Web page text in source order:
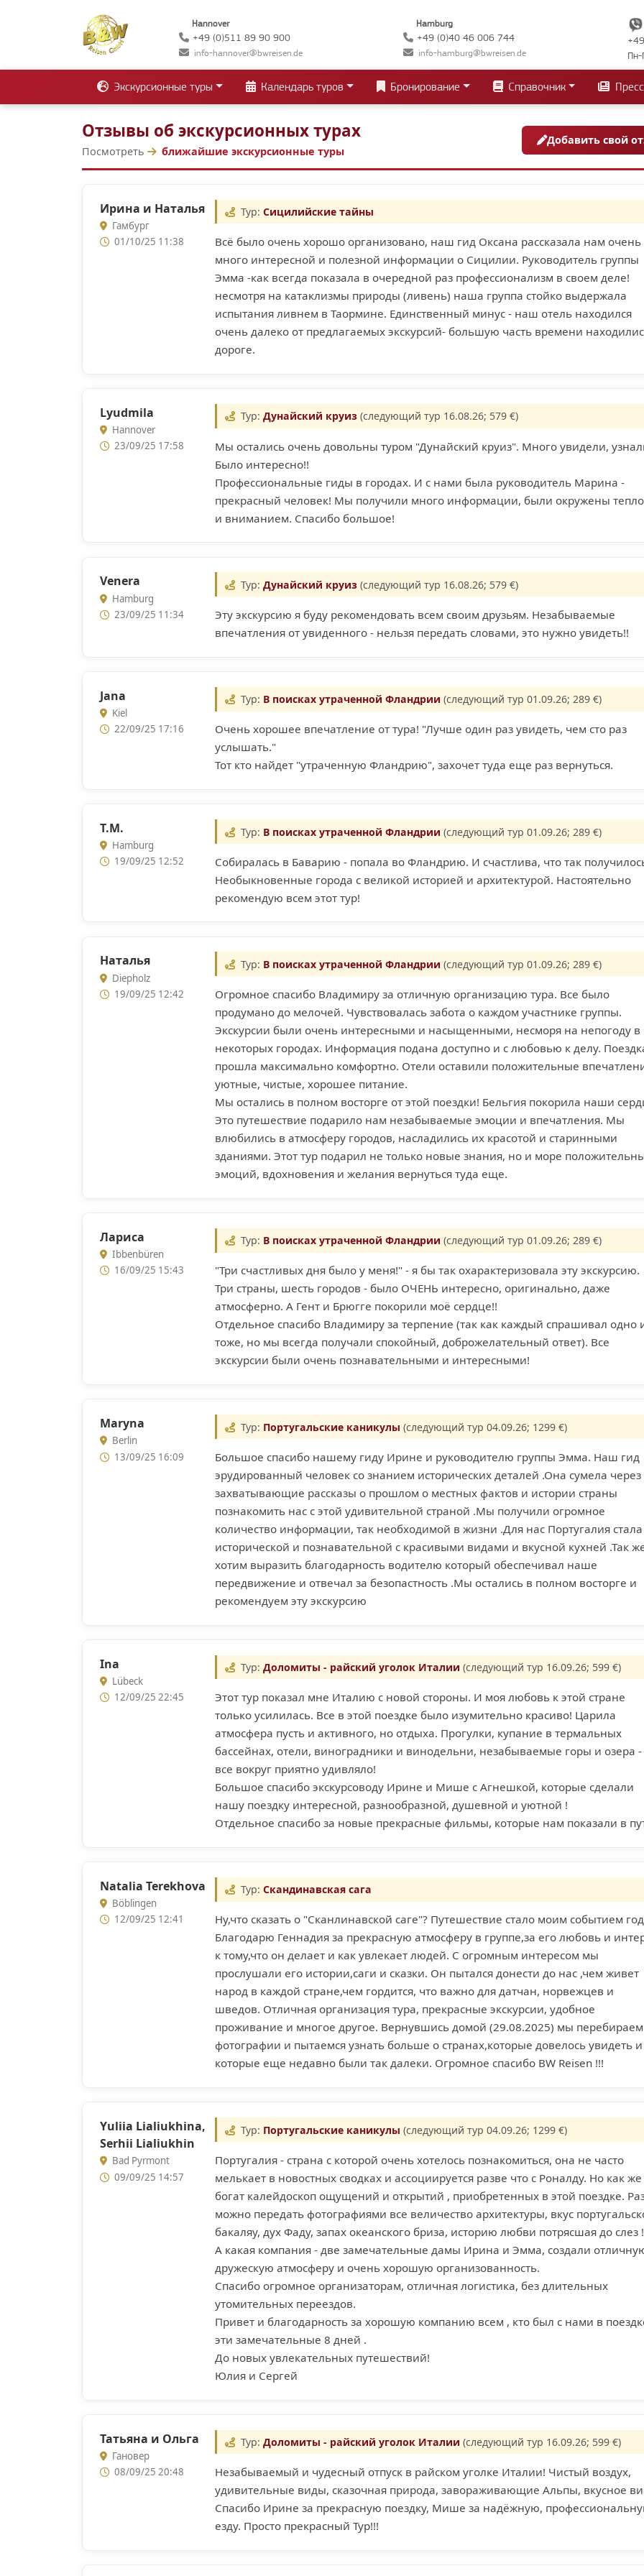
Hannover
+49 (0)511 89 90 900
info-hannover@bwreisen.de
Hamburg
+49 (0)40 46 006 744
info-hamburg@bwreisen.de
Экскурсионные туры Календарь туров Бронирование Справочник
Отзывы об экскурсионных турах
Посмотреть ближайшие экскурсионные туры
Добавить свой
Ирина и Наталья
Гамбург
01/10/25 11:38
Тур:Сицилийские тайны
Всё было очень хорошо организовано, наш гид Оксана рассказала нам очень
много интересной и полезной информации о Сицилии. Руководитель группы
Эмма -как всегда показала в очередной раз профессионализм в своем деле!
несмотря на катаклизмы природы (ливень) наша группа стойко выдержала
испытания ливнем в Таормине. Единственный минус - наш отель находился
очень далеко от предлагаемых экскурсий- большую часть времени
дороге.
Lyudmila
Hannover
23/09/25 17:58
Тур:Дунайский круиз (следующий тур 16.08.26; 579 €)
Мы остались очень довольны туром "Дунайский круиз". Много увидели,
Было интересно!!
Профессиональные гиды в городах. И с нами была руководитель Марина -
прекрасный человек! Мы получили много информации, были окружены
и вниманием. Спасибо большое!
Venera
Hamburg
23/09/25 11:34
Тур:Дунайский круиз (следующий тур 16.08.26; 579 €)
Эту экскурсию я буду рекомендовать всем своим друзьям. Незабываемые
впечатления от увиденного - нельзя передать словами, это нужно увидеть!!
Jana
Kiel
22/09/25 17:16
Тур: В поисках утраченной Фландрии (следующий тур 01.09.26; 289 €)
Очень хорошее впечатление от тура! "Лучше один раз увидеть, чем сто раз
услышать."
Тот кто найдет "утраченную Фландрию", захочет туда еще раз вернуться.
Т.М.
Hamburg
19/09/25 12:52
Тур: В поисках утраченной Фландрии (следующий тур 01.09.26; 289 €)
Cобиралась в Баварию - попала во Фландрию. И счастлива, что так
Необыкновенные города с великой историей и архитектурой. Настоятельно
рекомендую всем этот тур!
Наталья
Diepholz
19/09/25 12:42
Тур: В поисках утраченной Фландрии (следующий тур 01.09.26; 289 €)
Огромное спасибо Владимиру за отличную организацию тура. Все было
продумано до мелочей. Чувствовалась забота о каждом участнике группы.
Экскурсии были очень интересными и насыщенными, несморя на непогоду в
некоторых городах. Информация подана доступно и с любовью к делу.
прошла максимально комфортно. Отели оставили положительные
уютные, чистые, хорошее питание.
Мы остались в полном восторге от этой поездки! Бельгия покорила наши
Это путешествие подарило нам незабываемые эмоции и впечатления. Мы
влюбились в атмосферу городов, насладились их красотой и старинными
зданиями. Этот тур подарил не только новые знания, но и море
эмоций, вдохновения и желания вернуться туда еще.
Лариса
Ibbenbüren
16/09/25 15:43
Тур: В поисках утраченной Фландрии (следующий тур 01.09.26; 289 €)
"Три счастливых дня было у меня!" - я бы так охарактеризовала эту экскурсию.
Три страны, шесть городов - было ОЧЕНЬ интересно, оригинально, даже
атмосферно. А Гент и Брюгге покорили моё сердце!!
Отдельное спасибо Владимиру за терпение (так как каждый спрашивал одно
тоже, но мы всегда получали спокойный, доброжелательный ответ). Все
экскурсии были очень познавательными и интересными!
Maryna
Berlin
13/09/25 16:09
Тур: Португальские каникулы (следующий тур 04.09.26; 1299 €)
Большое спасибо нашему гиду Ирине и руководителю группы Эмма. Наш гид
эрудированный человек со знанием исторических деталей .Она сумела через
захватывающие рассказы о прошлом о местных фактов и истории страны
познакомить нас с этой удивительной страной .Мы получили огромное
количество информации, так необходимой в жизни .Для нас Португалия стала
исторической и познавательной с красивыми видами и вкусной кухней .Так
хотим выразить благодарность водителю который обеспечивал наше
передвижение и отвечал за безопастность .Мы остались в полном восторге и
рекомендуем эту экскурсию
Ina
Lübeck
12/09/25 22:45
Тур:Доломиты - райский уголок Италии (следующий тур 16.09.26; 599 €)
Этот тур показал мне Италию с новой стороны. И моя любовь к этой стране
только усилилась. Все в этой поездке было изумительно красиво! Царила
атмосфера пусть и активного, но отдыха. Прогулки, купание в термальных
бассейнах, отели, виноградники и винодельни, незабываемые горы и озера -
все вокруг приятно удивляло!
Большое спасибо экскурсоводу Ирине и Мише с Агнешкой, которые сделали
нашу поездку интересной, разнообразной, душевной и уютной !
Отдельное спасибо за новые прекрасные фильмы, которые нам показали в
Natalia Terekhova
Böblingen
12/09/25 12:41
Тур:Скандинавская сага
Ну,что сказать о "Сканлинавской саге"? Путешествие стало моим событием
Благодарю Геннадия за прекрасную атмосферу в группе,за его любовь и
к тому,что он делает и как увлекает людей. С огромным интересом мы
прослушали его истории,саги и сказки. Он пытался донести до нас ,чем живет
народ в каждой стране,чем гордится, что важно для датчан, норвежцев и
шведов. Отличная организация тура, прекрасные экскурсии, удобное
проживание и многое другое. Вернувшись домой (29.08.2025) мы перебираем
фотографии и пытаемся узнать больше о странах,которые довелось увидеть и
которые еще недавно были так далеки. Огромное спасибо BW Reisen !!!
Yuliia Lialiukhina,
Serhii Lialiukhin
Bad Pyrmont
09/09/25 14:57
Тур: Португальские каникулы (следующий тур 04.09.26; 1299 €)
Португалия - страна с которой очень хотелось познакомиться, она не часто
мелькает в новостных сводках и ассоциируется разве что с Роналду. Но как же
богат калейдоскоп ощущений и открытий , приобретенных в этой поездке.
можно передать фотографиями все величество архитектуры, вкус
бакаляу, дух Фаду, запах океанского бриза, историю любви потрясшая до слез !
А какая компания - две замечательные дамы Ирина и Эмма, создали
дружескую атмосферу и очень хорошую организованность.
Спасибо огромное организаторам, отличная логистика, без длительных
утомительных переездов.
Привет и благодарность за хорошую компанию всем , кто был с нами в
эти замечательные 8 дней .
До новых увлекательных путешествий!
Юлия и Сергей
Татьяна и Ольга
Гановер
08/09/25 20:48
Тур:Доломиты - райский уголок Италии (следующий тур 16.09.26; 599 €)
Незабываемый и чудесный отпуск в райском уголке Италии! Чистый воздух,
удивительные виды, сказочная природа, завораживающие Альпы, вкусное
Спасибо Ирине за прекрасную поездку, Мише за надёжную,
езду. Просто прекрасный Тур!!!